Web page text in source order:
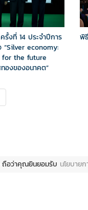
รั้งที่ 14 ประจำปีการ
“Silver economy:
the future
องของอนาคต”
พิ
ถือว่าคุณยินยอมรับ นโยบาย